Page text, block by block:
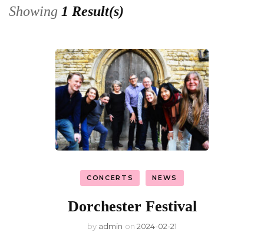
Showing 1 Result(s)
CONCERTS NEWS
Dorchester Festival
by admin on 2024-02-21